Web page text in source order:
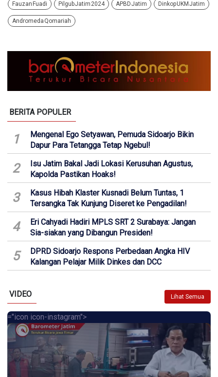
Fauzan Fuadi Pilgub Jatim 2024 APBD Jatim Dinkop UKM Jatim
Andromeda Qomariah
BERITA POPULER
1
Mengenal Ego Setyawan, Pemuda Sidoarjo Bikin
Dapur Para Tetangga Tetap Ngebul!
2
Isu Jatim Bakal Jadi Lokasi Kerusuhan Agustus,
Kapolda Pastikan Hoaks!
3
Kasus Hibah Klaster Kusnadi Belum Tuntas, 1
Tersangka Tak Kunjung Diseret ke Pengadilan!
4
Eri Cahyadi Hadiri MPLS SRT 2 Surabaya: Jangan
Sia-siakan yang Dibangun Presiden!
5
DPRD Sidoarjo Respons Perbedaan Angka HIV
Kalangan Pelajar Milik Dinkes dan DCC
VIDEO Lihat Semua
="icon icon-instagram">